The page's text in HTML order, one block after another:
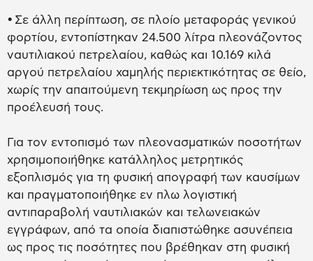
• Σε άλλη περίπτωση, σε πλοίο μεταφοράς γενικού
φορτίου, εντοπίστηκαν 24.500 λίτρα πλεονάζοντος
ναυτιλιακού πετρελαίου, καθώς και 10.169 κιλά
αργού πετρελαίου χαμηλής περιεκτικότητας σε θείο,
χωρίς την απαιτούμενη τεκμηρίωση ως προς την
προέλευσή τους.
Για τον εντοπισμό των πλεονασματικών ποσοτήτων
χρησιμοποιήθηκε κατάλληλος μετρητικός
εξοπλισμός για τη φυσική απογραφή των καυσίμων
και πραγματοποιήθηκε εν πλω λογιστική
αντιπαραβολή ναυτιλιακών και τελωνειακών
εγγράφων, από τα οποία διαπιστώθηκε ασυνέπεια
ως προς τις ποσότητες που βρέθηκαν στη φυσική